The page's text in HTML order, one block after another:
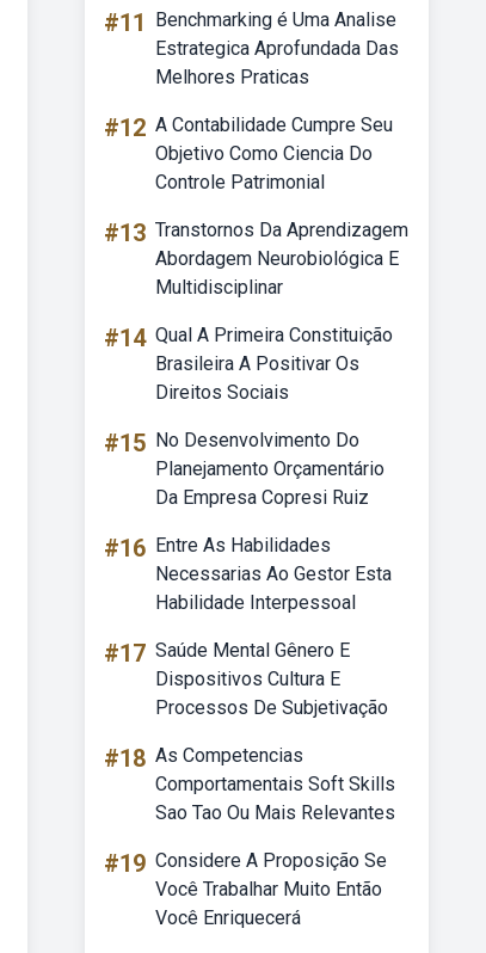
#11
Benchmarking é Uma Analise
Estrategica Aprofundada Das
Melhores Praticas
#12 A Contabilidade Cumpre Seu
Objetivo Como Ciencia Do
Controle Patrimonial
#13 Transtornos Da Aprendizagem
Abordagem Neurobiológica E
Multidisciplinar
#14 Qual A Primeira Constituição
Brasileira A Positivar Os
Direitos Sociais
#15 No Desenvolvimento Do
Planejamento Orçamentário
Da Empresa Copresi Ruiz
#16 Entre As Habilidades
Necessarias Ao Gestor Esta
Habilidade Interpessoal
#17 Saúde Mental Gênero E
Dispositivos Cultura E
Processos De Subjetivação
#18 As Competencias
Comportamentais Soft Skills
Sao Tao Ou Mais Relevantes
#19 Considere A Proposição Se
Você Trabalhar Muito Então
Você Enriquecerá